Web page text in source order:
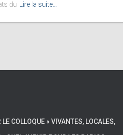
du
Lire la suite…
LE COLLOQUE « VIVANTES, LOCALES,